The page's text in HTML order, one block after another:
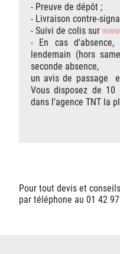
- Preuve de dépôt ;
- Livraison contre-
- Suivi de colis sur
- En cas
lendemain (hors
seconde absence,
un avis de passage
Vous disposez de
dans l'agence TNT la
Pour tout devis et
par téléphone au 01 42